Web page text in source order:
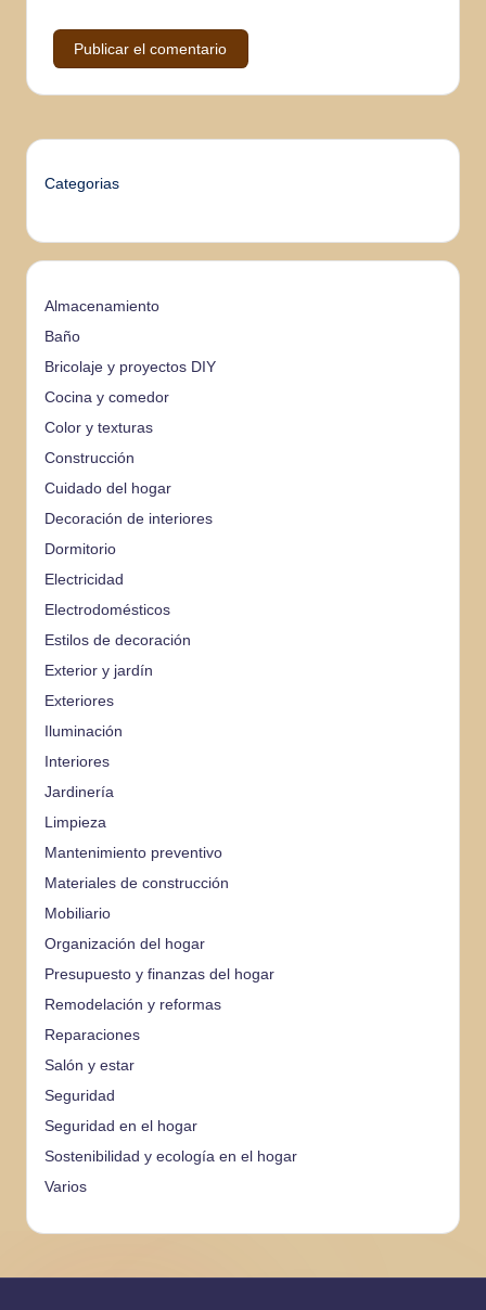
Categorias
Almacenamiento
Baño
Bricolaje y proyectos DIY
Cocina y comedor
Color y texturas
Construcción
Cuidado del hogar
Decoración de interiores
Dormitorio
Electricidad
Electrodomésticos
Estilos de decoración
Exterior y jardín
Exteriores
Iluminación
Interiores
Jardinería
Limpieza
Mantenimiento preventivo
Materiales de construcción
Mobiliario
Organización del hogar
Presupuesto y finanzas del hogar
Remodelación y reformas
Reparaciones
Salón y estar
Seguridad
Seguridad en el hogar
Sostenibilidad y ecología en el hogar
Varios